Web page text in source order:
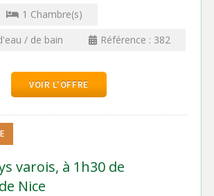
1 Chambre(s)
/ de bain Référence : 382
VOIR L'OFFRE
varois, à 1h30 de
Nice